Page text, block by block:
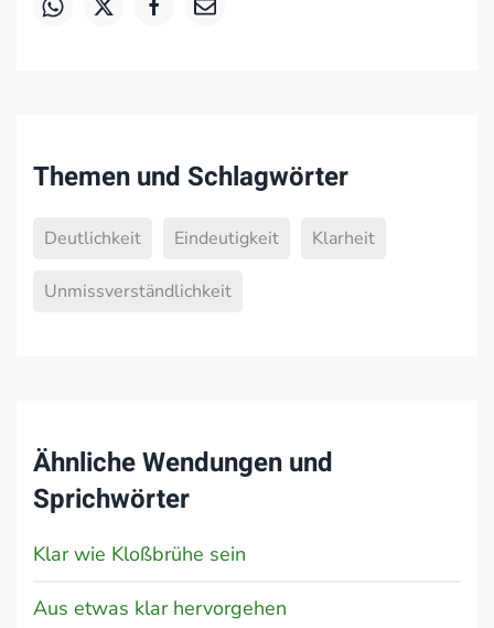
Themen und Schlagwörter
Deutlichkeit Eindeutigkeit Klarheit
Unmissverständlichkeit
Ähnliche Wendungen und
Sprichwörter
Klar wie Kloßbrühe sein
Aus etwas klar hervorgehen